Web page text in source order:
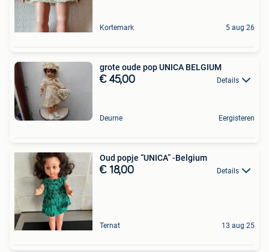
Kortemark 5 aug 26
grote oude pop UNICA BELGIUM
€ 45,00 Details
Deurne Eergisteren
Oud popje “UNICA” -Belgium
€ 18,00 Details
Ternat 13 aug 25